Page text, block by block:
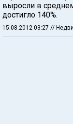
выросли в
достигло 140%.
15.08.2012 03:27 //